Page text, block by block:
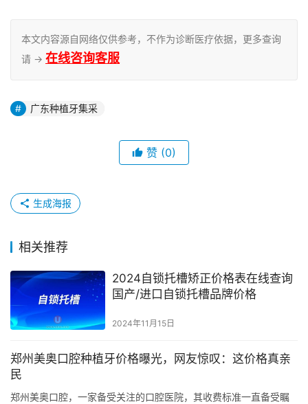
本文内容源自网络仅供参考，不作为诊断医疗依据，更多查询
请 → 在线咨询客服
广东种植牙集采
赞 (0)
生成海报
相关推荐
2024自锁托槽矫正价格表在线查询
国产/进口自锁托槽品牌价格
2024年11月15日
郑州美奥口腔种植牙价格曝光，网友惊叹：这价格真亲
民
郑州美奥口腔，一家备受关注的口腔医院，其收费标准一直备受瞩